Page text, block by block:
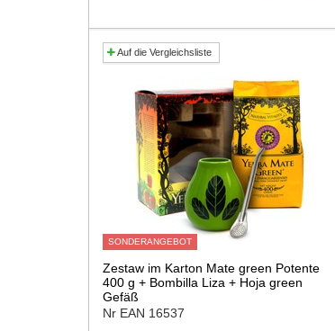
Auf die Vergleichsliste
SONDERANGEBOT
Zestaw im Karton Mate green Potente
400 g + Bombilla Liza + Hoja green
Gefäß
Nr EAN 16537